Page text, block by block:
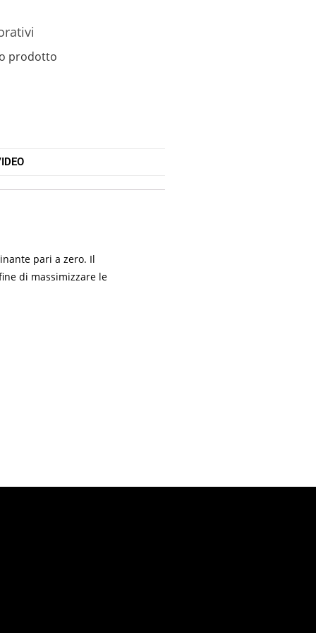
prodotto
pari a zero. Il
di massimizzare le